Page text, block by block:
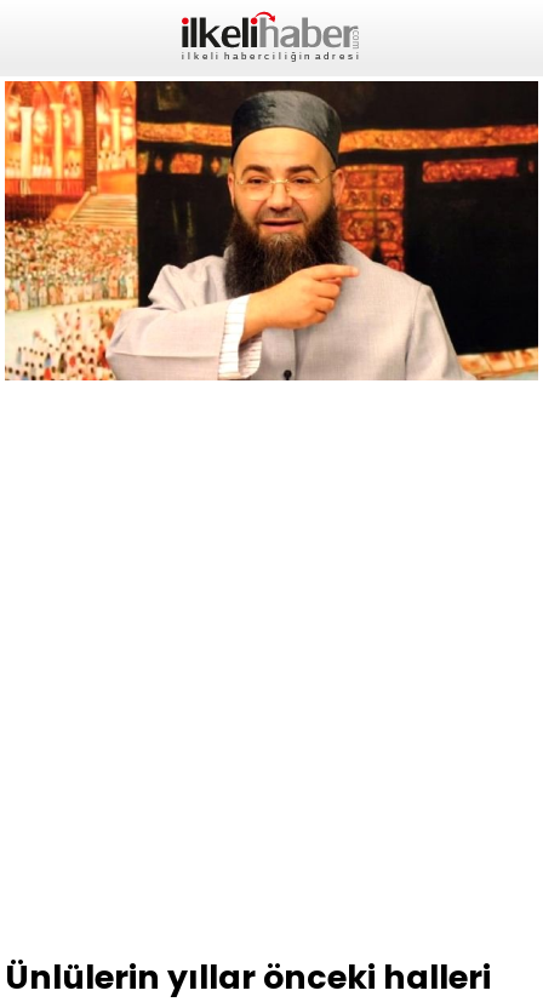
Ünlülerin yıllar önceki halleri